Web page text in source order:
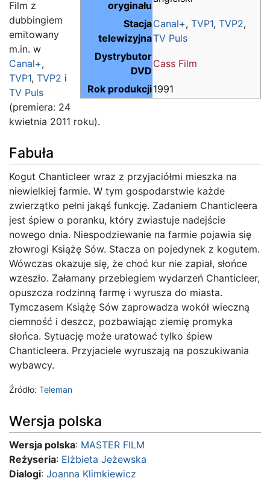
oryginału
Stacja
telewizyjna
Canal+, TVP1, TVP2,
TV Puls
Dystrybutor
DVD
Cass Film
Rok produkcji1991
Film z
dubbingiem
emitowany
m.in. w
Canal+,
TVP1, TVP2 i
TV Puls
(premiera: 24
kwietnia 2011 roku).
Fabuła
Kogut Chanticleer wraz z przyjaciółmi mieszka na
niewielkiej farmie. W tym gospodarstwie każde
zwierzątko pełni jakąś funkcję. Zadaniem Chanticleera
jest śpiew o poranku, który zwiastuje nadejście
nowego dnia. Niespodziewanie na farmie pojawia się
złowrogi Książę Sów. Stacza on pojedynek z kogutem.
Wówczas okazuje się, że choć kur nie zapiał, słońce
wzeszło. Załamany przebiegiem wydarzeń Chanticleer,
opuszcza rodzinną farmę i wyrusza do miasta.
Tymczasem Książę Sów zaprowadza wokół wieczną
ciemność i deszcz, pozbawiając ziemię promyka
słońca. Sytuację może uratować tylko śpiew
Chanticleera. Przyjaciele wyruszają na poszukiwania
wybawcy.
Źródło: Teleman
Wersja polska
Wersja polska: MASTER FILM
Reżyseria: Elżbieta Jeżewska
Dialogi: Joanna Klimkiewicz